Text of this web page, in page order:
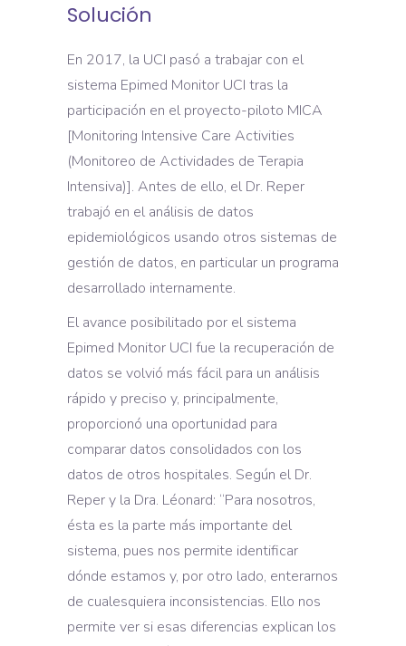
Solución
En 2017, la UCI pasó a trabajar con el
sistema Epimed Monitor UCI tras la
participación en el proyecto-piloto MICA
[Monitoring Intensive Care Activities
(Monitoreo de Actividades de Terapia
Intensiva)]. Antes de ello, el Dr. Reper
trabajó en el análisis de datos
epidemiológicos usando otros sistemas de
gestión de datos, en particular un programa
desarrollado internamente.
El avance posibilitado por el sistema
Epimed Monitor UCI fue la recuperación de
datos se volvió más fácil para un análisis
rápido y preciso y, principalmente,
proporcionó una oportunidad para
comparar datos consolidados con los
datos de otros hospitales. Según el Dr.
Reper y la Dra. Léonard: “Para nosotros,
ésta es la parte más importante del
sistema, pues nos permite identificar
dónde estamos y, por otro lado, enterarnos
de cualesquiera inconsistencias. Ello nos
permite ver si esas diferencias explican los